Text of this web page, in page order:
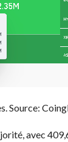
Source:
avec